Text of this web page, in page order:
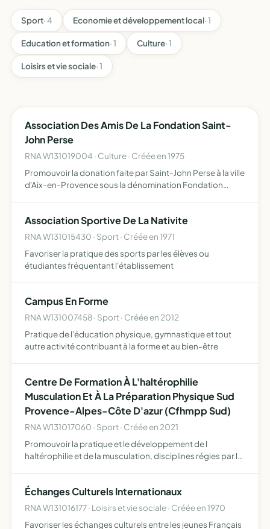
Sport· 4 Economie et développement local· 1
Education et formation· 1 Culture· 1
Loisirs et vie sociale· 1
Association Des Amis De La Fondation Saint-
John Perse
RNA W131019004 · Culture · Créée en 1975
Promouvoir la donation faite par Saint-John Perse à la ville
d'Aix-en-Provence sous la dénomination Fondation
Association Sportive De La Nativite
RNA W131015430 · Sport · Créée en 1971
Favoriser la pratique des sports par les élèves ou
étudiantes fréquentant l'établissement
Campus En Forme
RNA W131007458 · Sport · Créée en 2012
Pratique de l'éducation physique, gymnastique et tout
autre activité contribuant à la forme et au bien-être
Centre De Formation À L'haltérophilie
Musculation Et À La Préparation Physique Sud
Provence-Alpes-Côte D'azur (Cfhmpp Sud)
RNA W131017060 · Sport · Créée en 2021
Promouvoir la pratique et le développement de l
haltérophilie et de la musculation, disciplines régies par la
Échanges Culturels Internationaux
RNA W131016177 · Loisirs et vie sociale · Créée en 1970
Favoriser les échanges culturels entre les jeunes Français